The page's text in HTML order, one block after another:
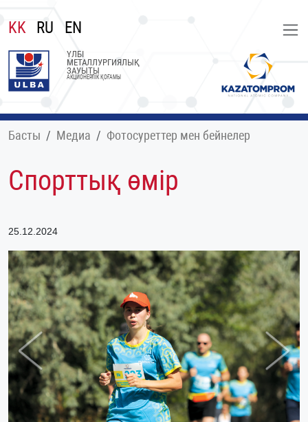
KK RU EN
ҮЛБІ
МЕТАЛЛУРГИЯЛЫҚ
ЗАУЫТЫ
АКЦИОНЕРЛІК ҚОҒАМЫ
Басты Медиа Фотосуреттер мен бейнелер
Спорттық өмір
25.12.2024
Previous Next